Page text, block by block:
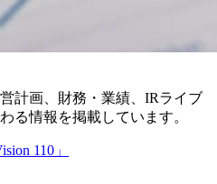
計画、財務・業績、IRライブ
る情報を掲載しています。
110」